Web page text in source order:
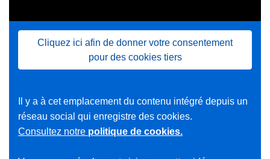
Cliquez ici afin de donner votre consentement
pour des cookies tiers
Il y a à cet emplacement du contenu intégré depuis un
réseau social qui enregistre des cookies.
Consultez notre politique de cookies.